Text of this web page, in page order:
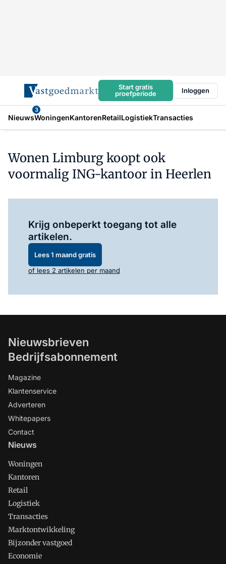
Start gratis
proefperiode
Inloggen
Nieuws
3
WoningenKantorenRetailLogistiekTransacties
Wonen Limburg koopt ook
voormalig ING-kantoor in Heerlen
Krijg onbeperkt toegang tot alle
artikelen.
Lees 1 maand gratis
of lees 2 artikelen per maand
Nieuwsbrieven
Bedrijfsabonnement
Magazine
Klantenservice
Adverteren
Whitepapers
Contact
Nieuws
Woningen
Kantoren
Retail
Logistiek
Transacties
Marktontwikkeling
Bijzonder vastgoed
Economie